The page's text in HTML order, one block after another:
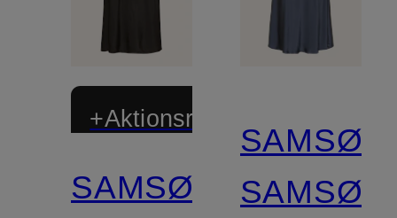
+Aktionsrabatt
SAMSØE
SAMSØE
SAMSØE